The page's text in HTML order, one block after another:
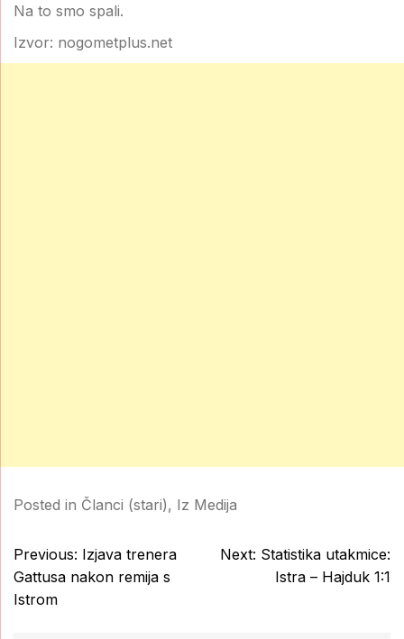
Na to smo spali.
Izvor: nogometplus.net
Posted in Članci (stari), Iz Medija
Post
navigation
Previous: Izjava trenera
Gattusa nakon remija s
Istrom
Next: Statistika utakmice:
Istra – Hajduk 1:1